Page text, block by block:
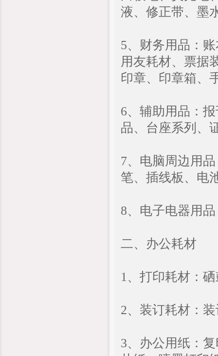
液、修正带、墨
5、财务用品：
用友耗材、票据
印章、印章箱、
6、辅助用品：
品、台座系列、
7、电脑周边用
笔、插线板、电
8、电子电器用
二、办公耗材
1、打印耗材：
2、装订耗材：
3、办公用纸：